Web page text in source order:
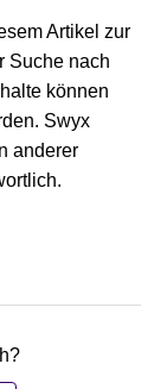
Artikel zur
Suche nach
können
Swyx
anderer